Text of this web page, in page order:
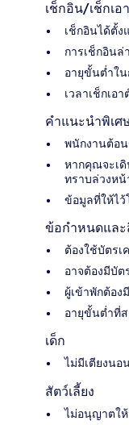
เช็กอิน/เช็กเอ
เช็กอินได้ตั้ง
การเช็กอิน
อายุขั้นต่ำใน
เวลาเช็กเอ
คำแนะนำพิเศ
พนักงานต้อน
หากคุณจะเดิ
ทราบล่วงหน้
ข้อมูลที่ให้ไ
ข้อกำหนดและ
ต้องใช้บัตรเ
อาจต้องมีบั
ผู้เข้าพักต้อง
อายุขั้นต่ำที่ส
เด็ก
ไม่มีเตียงนอ
สัตว์เลี้ยง
ไม่อนุญาตให้